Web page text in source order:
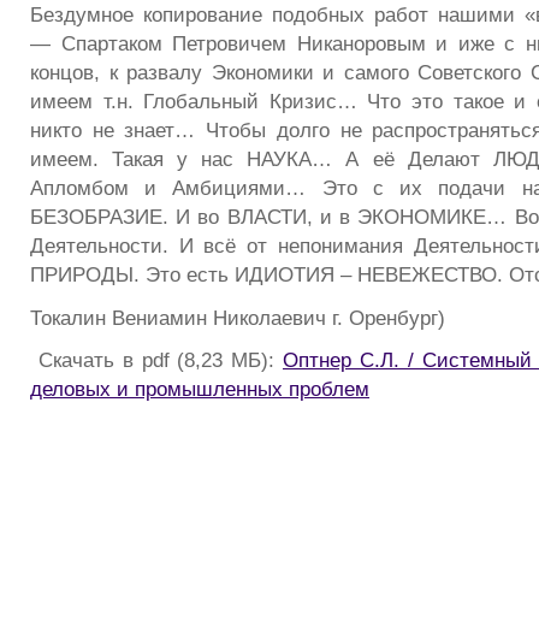
Бездумное копирование подобных работ нашими
— Спартаком Петровичем Никаноровым и иже с
концов, к развалу Экономики и самого
имеем т.н. Глобальный Кризис… Что это такое и
никто не знает… Чтобы долго не
имеем. Такая у нас НАУКА… А её Делают
Апломбом и Амбициями… Это с их подачи
БЕЗОБРАЗИЕ. И во ВЛАСТИ, и в ЭКОНОМИКЕ… Во
Деятельности. И всё от непонимания
ПРИРОДЫ. Это есть ИДИОТИЯ – НЕВЕЖЕСТВО.
Токалин Вениамин Николаевич г. Оренбург)
Скачать в pdf (8,23 МБ): Оптнер С.Л. / Системный
деловых и промышленных проблем